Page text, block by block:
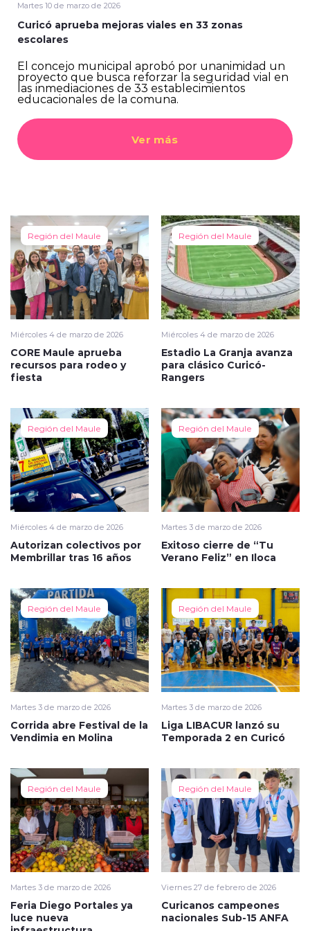
Martes 10 de marzo de 2026
Curicó aprueba mejoras viales en 33 zonas
escolares
El concejo municipal aprobó por unanimidad un
proyecto que busca reforzar la seguridad vial en
las inmediaciones de 33 establecimientos
educacionales de la comuna.
Ver más
Región del Maule
Miércoles 4 de marzo de 2026
CORE Maule aprueba
recursos para rodeo y
fiesta
Región del Maule
Miércoles 4 de marzo de 2026
Estadio La Granja avanza
para clásico Curicó-
Rangers
Región del Maule
Miércoles 4 de marzo de 2026
Autorizan colectivos por
Membrillar tras 16 años
Región del Maule
Martes 3 de marzo de 2026
Exitoso cierre de “Tu
Verano Feliz” en Iloca
Región del Maule
Martes 3 de marzo de 2026
Corrida abre Festival de la
Vendimia en Molina
Región del Maule
Martes 3 de marzo de 2026
Liga LIBACUR lanzó su
Temporada 2 en Curicó
Región del Maule
Martes 3 de marzo de 2026
Feria Diego Portales ya
luce nueva
Región del Maule
Viernes 27 de febrero de 2026
Curicanos campeones
nacionales Sub-15 ANFA